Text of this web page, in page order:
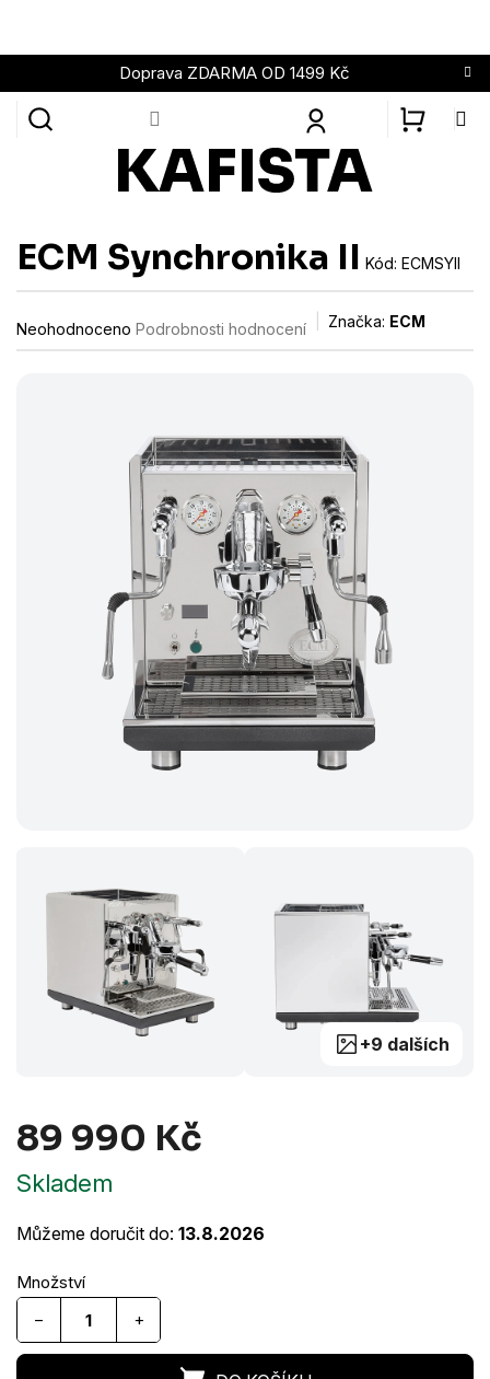
obsah
Doprava ZDARMA OD 1499 Kč
ECM Synchronika II Kód: ECMSYII
Průměrné
hodnocení
Neohodnoceno Podrobnosti hodnocení Značka: ECM
+9 dalších
89 990 Kč
Skladem
Můžeme doručit do: 13.8.2026
+
−